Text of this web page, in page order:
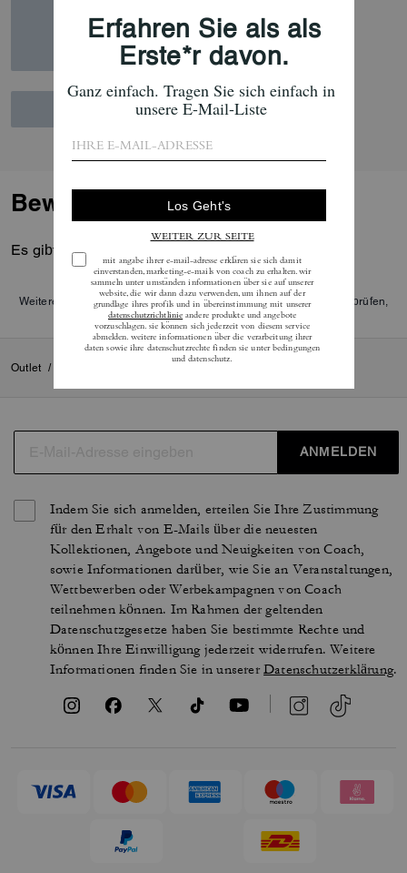
Bewertungen
Es gibt noch keine Reviews.
Weitere Informationen darüber, wie wir unsere Bewertungen überprüfen,
finden Siehier.
Outlet /
ANMELDEN
Indem Sie sich anmelden, erteilen Sie Ihre Zustimmung
für den Erhalt von E-Mails über die neuesten
Kollektionen, Angebote und Neuigkeiten von Coach,
sowie Informationen darüber, wie Sie an Veranstaltungen,
Wettbewerben oder Werbekampagnen von Coach
teilnehmen können. Im Rahmen der geltenden
Datenschutzgesetze haben Sie bestimmte Rechte und
können Ihre Einwilligung jederzeit widerrufen. Weitere
Informationen finden Sie in unsererDatenschutzerklärung.